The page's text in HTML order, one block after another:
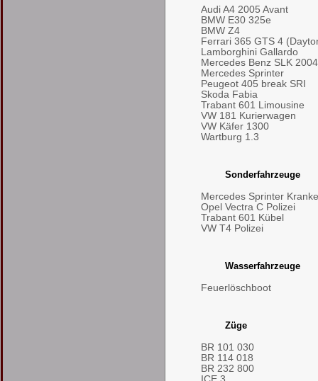
Audi A4 2005 Avant
BMW E30 325e
BMW Z4
Ferrari 365 GTS 4
Lamborghini Gallardo
Mercedes Benz SLK
Mercedes Sprinter
Peugeot 405 break SRI
Skoda Fabia
Trabant 601 Limousine
VW 181 Kurierwagen
VW Käfer 1300
Wartburg 1.3
Sonderfahrzeuge
Mercedes Sprinter
Opel Vectra C Polizei
Trabant 601 Kübel
VW T4 Polizei
Wasserfahrzeuge
Feuerlöschboot
Züge
BR 101 030
BR 114 018
BR 232 800